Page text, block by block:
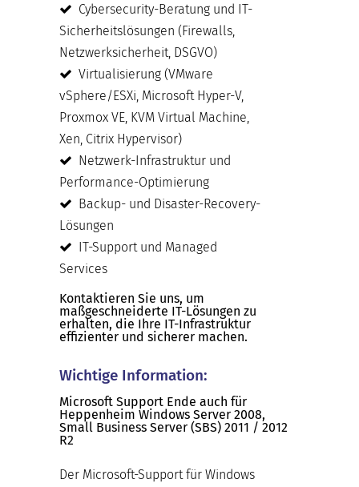
Cybersecurity-Beratung und IT-
Sicherheitslösungen (Firewalls,
Netzwerksicherheit, DSGVO)
Virtualisierung (VMware
vSphere/ESXi, Microsoft Hyper-V,
Proxmox VE, KVM Virtual Machine,
Xen, Citrix Hypervisor)
Netzwerk-Infrastruktur und
Performance-Optimierung
Backup- und Disaster-Recovery-
Lösungen
IT-Support und Managed
Services
Kontaktieren Sie uns, um
maßgeschneiderte IT-Lösungen zu
erhalten, die Ihre IT-Infrastruktur
effizienter und sicherer machen.
Wichtige Information:
Microsoft Support Ende auch für
Heppenheim Windows Server 2008,
Small Business Server (SBS) 2011 / 2012
R2
Der Microsoft-Support für Windows